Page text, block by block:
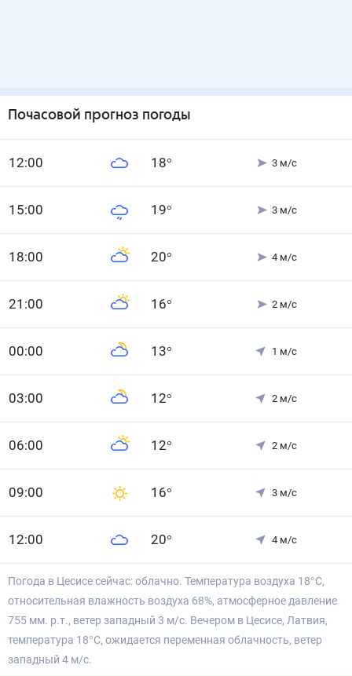
Почасовой прогноз погоды
12:00 18° 3 м/с
15:00 19° 3 м/с
18:00 20° 4 м/с
21 :00 16° 2 м/с
00:00 13° 1 м/с
03:00 12° 2 м/с
06:00 12° 2 м/с
09:00 16° 3 м/с
12:00 20° 4 м/с
Погода в Цесисе сейчас: облачно. Температура воздуха 18°С,
относительная влажность воздуха 68%, атмосферное давление
755 мм. р.т., ветер западный 3 м/с. Вечером в Цесисе, Латвия,
температура 18°С, ожидается переменная облачность, ветер
западный 4 м/с.